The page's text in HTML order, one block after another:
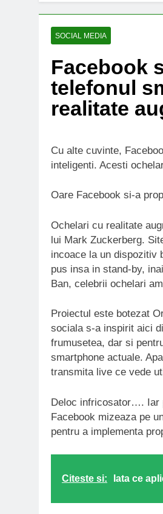
SOCIAL MEDIA
Facebook
telefonul
realitate
Cu alte cuvinte,
inteligenti. Acesti
Oare Facebook si-a
Ochelari cu realitate
lui Mark Zuckerberg.
incoace la un dispozitiv
pus insa in stand-by,
Ban, celebrii ochelari
Proiectul este botezat
sociala s-a inspirit aici
frumusetea, dar si
smartphone actuale.
transmita live ce vede
Deloc infricosator…. Iar
Facebook mizeaza pe
pentru a implementa
Citeste si: Iata ce